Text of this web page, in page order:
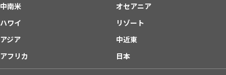
中南米
オセアニア
ハワイ
リゾート
アジア
中近東
アフリカ
日本